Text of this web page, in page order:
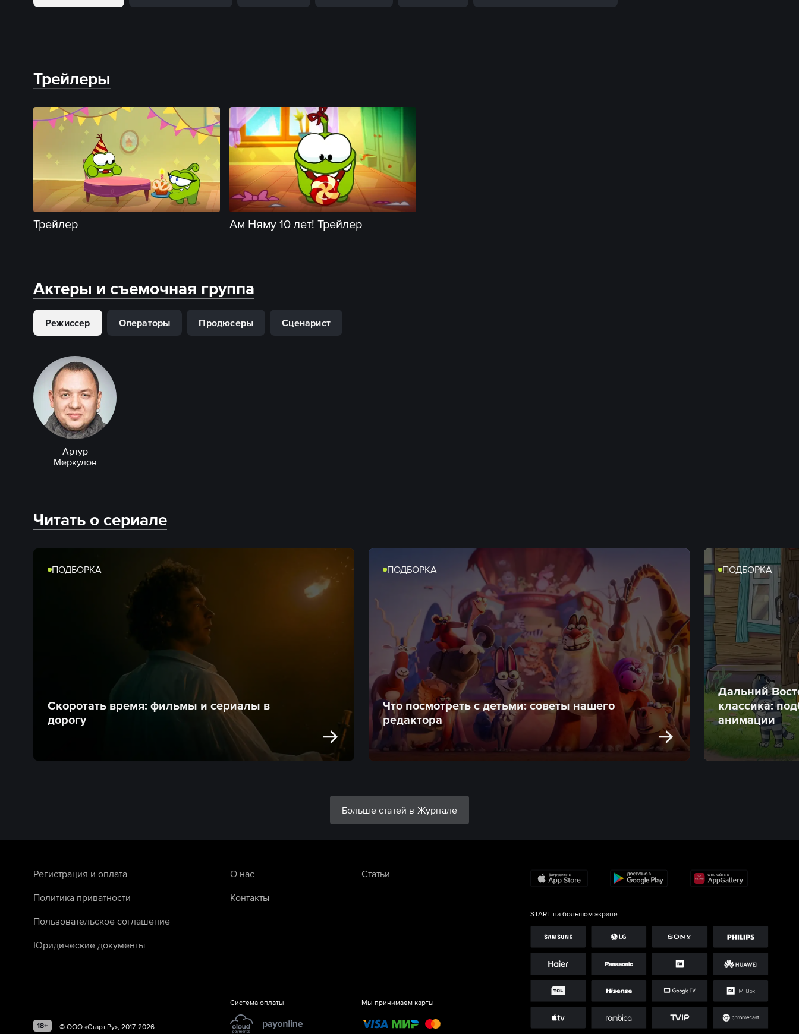
Трейлеры
Трейлер Ам Няму 10 лет! Трейлер
Актеры и съемочная группа
Режиссер Операторы Продюсеры Сценарист
Артур
Меркулов
Читать о сериале
ПОДБОРКА
Скоротать время: фильмы и сериалы в
дорогу
ПОДБОРКА
Что посмотреть с детьми: советы нашего
редактора
ПОДБОРКА
Дальний
классика:
анимации
Больше статей в Журнале
Регистрация и оплата
Политика приватности
Пользовательское соглашение
Юридические документы
© ООО «Старт.Ру», 2017-2026
О нас
Контакты
Система оплаты
Статьи
Мы принимаем карты
START на большом экране